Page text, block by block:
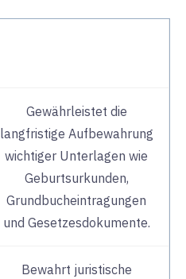
Gewährleistet die
langfristige Aufbewahrung
wichtiger Unterlagen wie
Geburtsurkunden,
Grundbucheintragungen
und Gesetzesdokumente.
Bewahrt juristische